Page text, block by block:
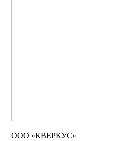
ООО «КВЕРКУС»